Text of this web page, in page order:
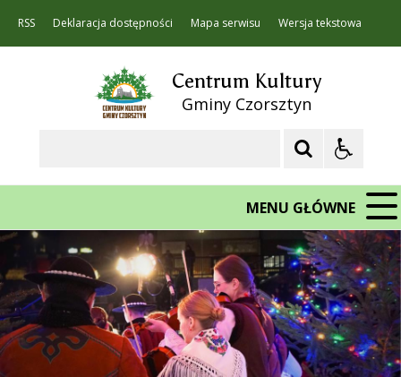
RSS Deklaracja dostępności Mapa serwisu Wersja tekstowa
Centrum Kultury
Gminy Czorsztyn
MENU GŁÓWNE